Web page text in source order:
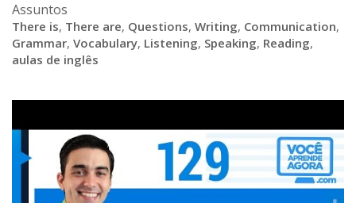
Assuntos
There is, There are, Questions, Writing, Communication,
Grammar, Vocabulary, Listening, Speaking, Reading,
aulas de inglês